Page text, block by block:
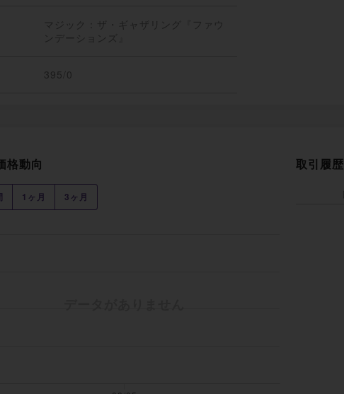
マジック：ザ・ギャザリング『ファウ
ンデーションズ』
395/0
格動向
1ヶ月 3ヶ月
取引履歴